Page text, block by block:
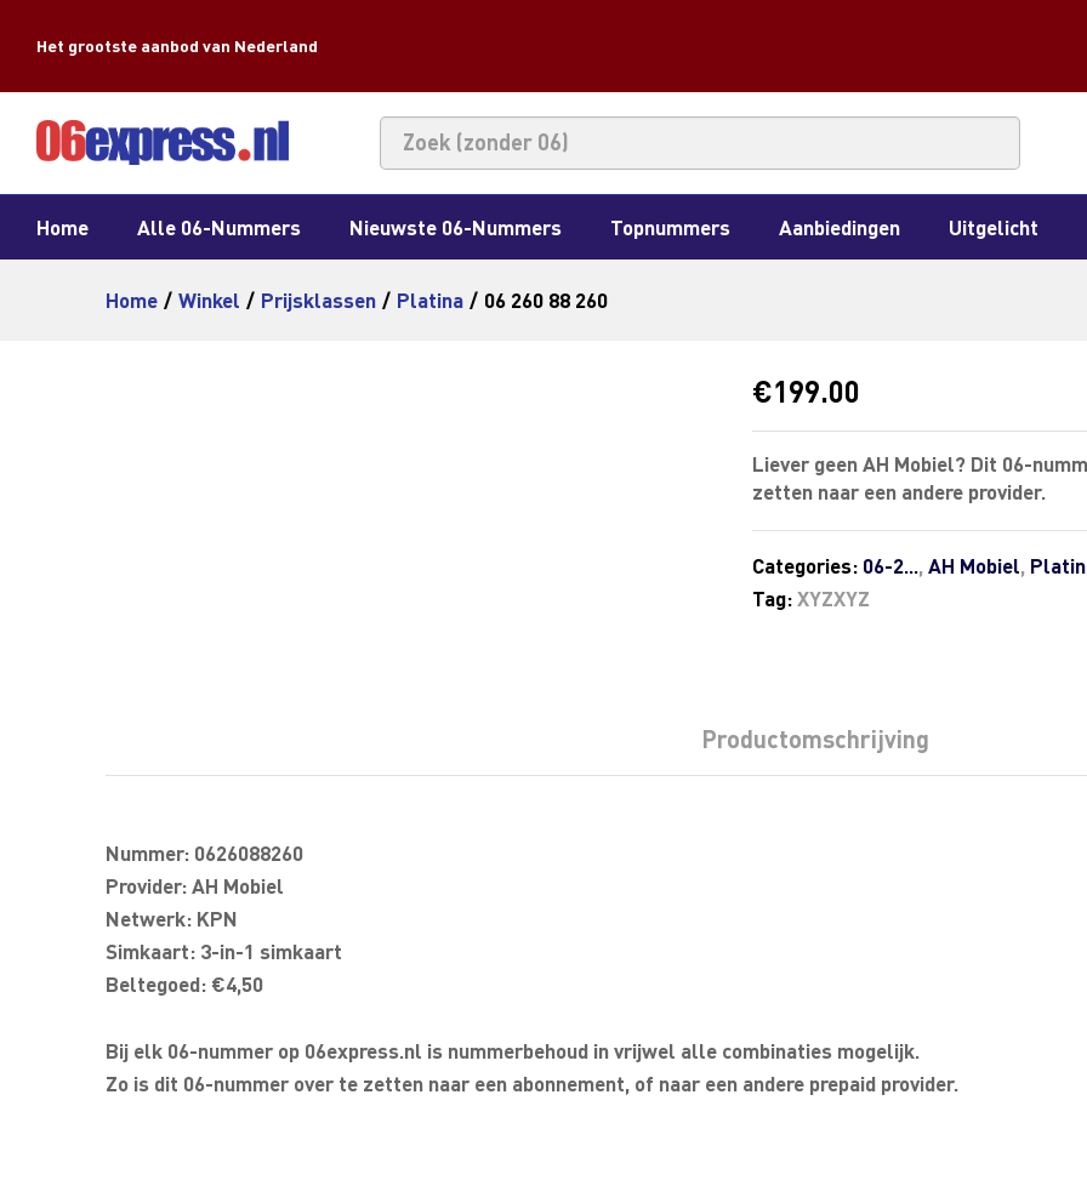
Het grootste aanbod van Nederland
Home Alle 06-Nummers Nieuwste 06-Nummers Topnummers Aanbiedingen Uitgelicht
Home / Winkel / Prijsklassen / Platina / 06 260 88 260
€199.00
Liever geen AH Mobiel? Dit 06-
zetten naar een andere provider.
Categories: 06-2...,AH Mobiel,
Tag:XYZXYZ
Productomschrijving
Nummer: 0626088260
Provider: AH Mobiel
Netwerk: KPN
Simkaart: 3-in-1 simkaart
Beltegoed: €4,50
Bij elk 06-nummer op 06express.nl is nummerbehoud in vrijwel alle combinaties mogelijk.
Zo is dit 06-nummer over te zetten naar een abonnement, of naar een andere prepaid provider.